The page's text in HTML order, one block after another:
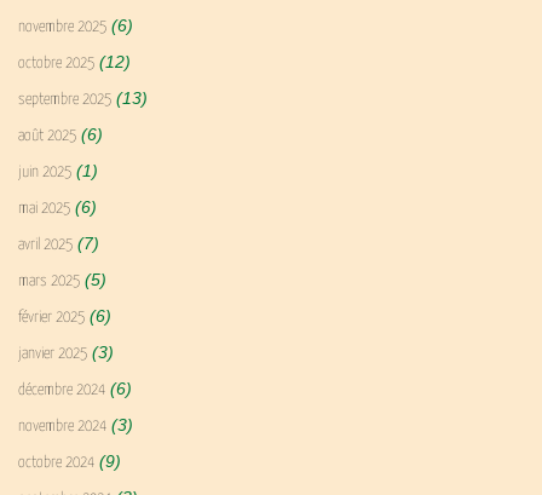
novembre 2025 (6)
octobre 2025 (12)
septembre 2025 (13)
août 2025 (6)
juin 2025 (1)
mai 2025 (6)
avril 2025 (7)
mars 2025 (5)
février 2025 (6)
janvier 2025 (3)
décembre 2024 (6)
novembre 2024 (3)
octobre 2024 (9)